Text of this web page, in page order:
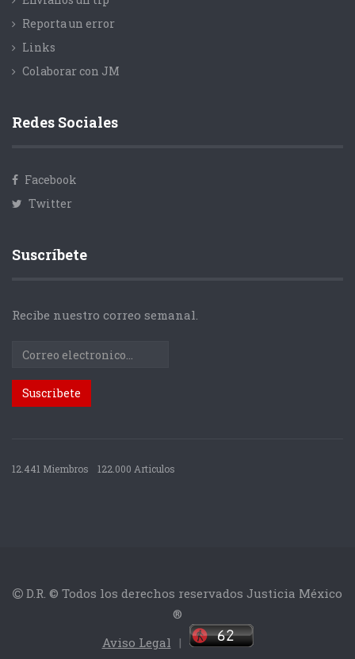
Reporta un error
Links
Colaborar con JM
Redes Sociales
Facebook
Twitter
Suscríbete
Recibe nuestro correo semanal.
12.441 Miembros 122.000 Articulos
D.R. © Todos los derechos reservados Justicia México
®
Aviso Legal |